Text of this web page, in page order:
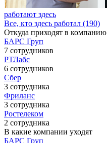
работают здесь
Все, кто здесь работал (190)
Откуда приходят в компанию
БАРС Груп
7 сотрудников
РТЛабс
6 сотрудников
Сбер
3 сотрудника
Фриланс
3 сотрудника
Ростелеком
2 сотрудника
В какие компании уходят
БАРС Груп